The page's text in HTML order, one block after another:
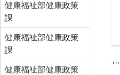
健康福祉部健康政策
課
健康福祉部健康政策
課
健康福祉部健康政策